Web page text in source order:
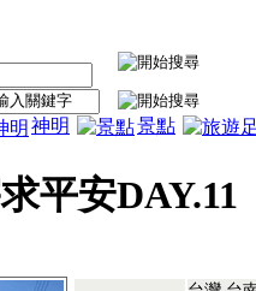
神明 景點
平安DAY.11